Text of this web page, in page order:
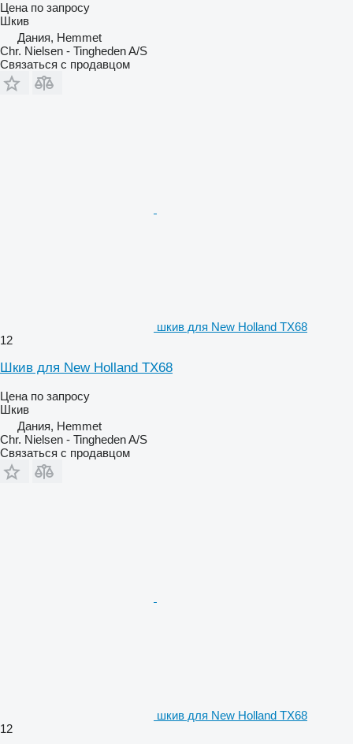
Цена по запросу
Шкив
Дания, Hemmet
Chr. Nielsen - Tingheden A/S
Связаться с продавцом
шкив для New Holland TX68
12
Шкив для New Holland TX68
Цена по запросу
Шкив
Дания, Hemmet
Chr. Nielsen - Tingheden A/S
Связаться с продавцом
шкив для New Holland TX68
12